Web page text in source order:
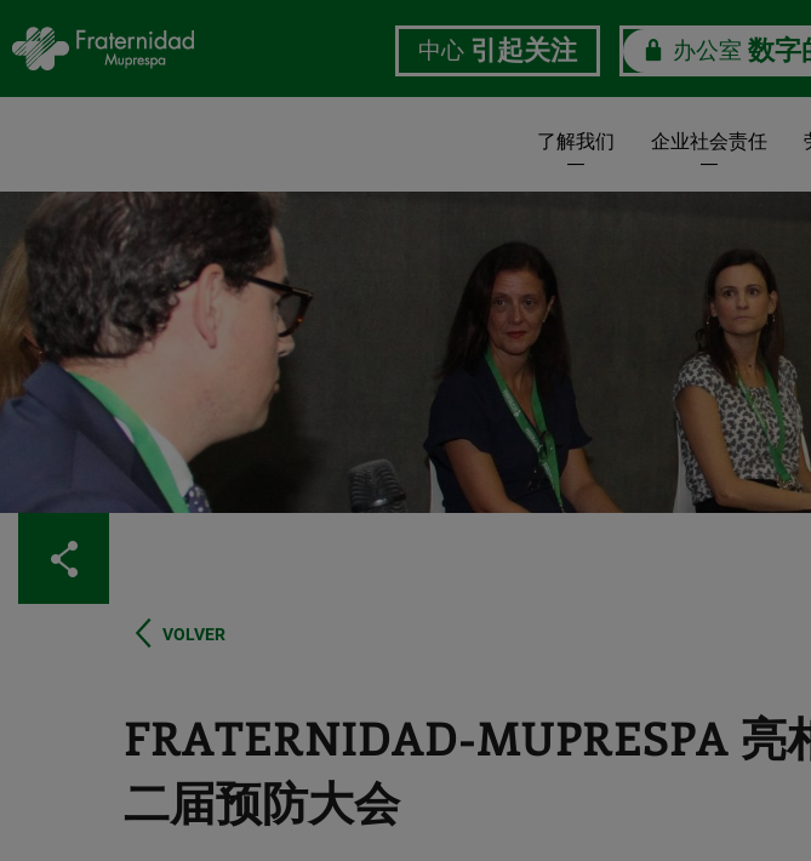
主
中心 引起关注 办公室 数字
了解我们 企业社会责任
VOLVER
FRATERNIDAD-MUPRESPA 亮
二届预防大会